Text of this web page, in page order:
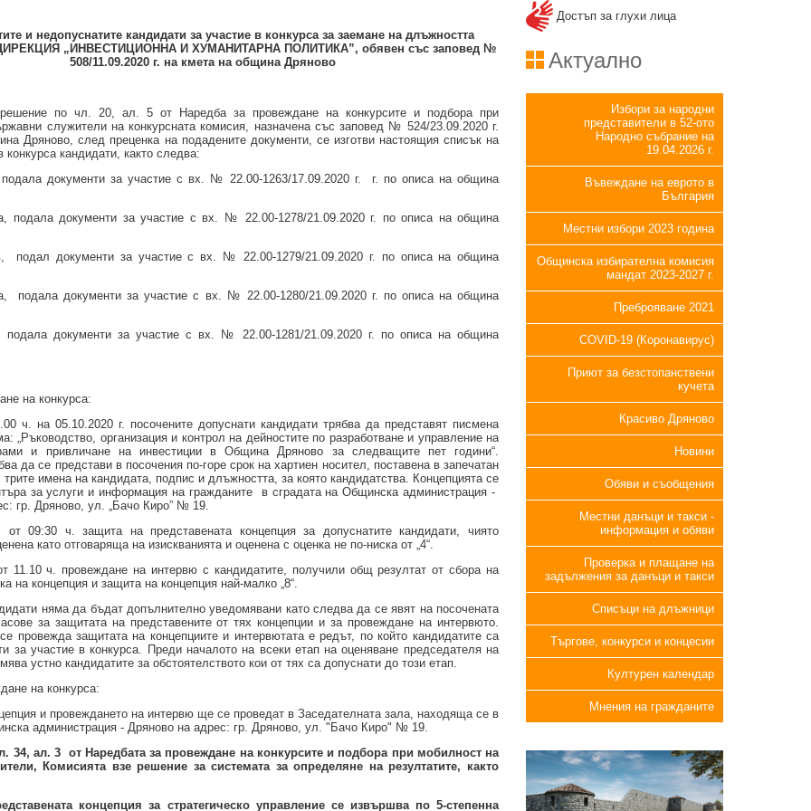
и недопуснатите кандидати за участие в конкурса за заемане на длъжността
„ИНВЕСТИЦИОННА И ХУМАНИТАРНА ПОЛИТИКА”, обявен със заповед №
508/11.09.2020 г. на кмета на община Дряново
по чл. 20, ал. 5 от Наредба за провеждане на конкурсите и подбора при
служители на конкурсната комисия, назначена със заповед № 524/23.09.2020 г.
Дряново, след преценка на подадените документи, се изготви настоящия списък на
конкурса кандидати, както следва:
документи за участие с вх. № 22.00-1263/17.09.2020 г. г. по описа на община
подала документи за участие с вх. № 22.00-1278/21.09.2020 г. по описа на община
подал документи за участие с вх. № 22.00-1279/21.09.2020 г. по описа на община
подала документи за участие с вх. № 22.00-1280/21.09.2020 г. по описа на община
документи за участие с вх. № 22.00-1281/21.09.2020 г. по описа на община
на конкурса:
ч. на 05.10.2020 г. посочените допуснати кандидати трябва да представят писмена
„Ръководство, организация и контрол на дейностите по разработване и управление на
и привличане на инвестиции в Община Дряново за следващите пет години“.
да се представи в посочения по-горе срок на хартиен носител, поставена в запечатан
имена на кандидата, подпис и длъжността, за която кандидатства. Концепцията се
за услуги и информация на гражданите в сградата на Общинска администрация -
гр. Дряново, ул. „Бачо Киро” № 19.
от 09:30 ч. защита на представената концепция за допуснатите кандидати, чиято
като отговаряща на изискванията и оценена с оценка не по-ниска от „4“.
11.10 ч. провеждане на интервю с кандидатите, получили общ резултат от сбора на
на концепция и защита на концепция най-малко „8“.
няма да бъдат допълнително уведомявани като следва да се явят на посочената
за защитата на представените от тях концепции и за провеждане на интервюто.
провежда защитата на концепциите и интервютата е редът, по който кандидатите са
за участие в конкурса. Преди началото на всеки етап на оценяване председателя на
устно кандидатите за обстоятелството кои от тях са допуснати до този етап.
на конкурса:
и провеждането на интервю ще се проведат в Заседателната зала, находяща се в
администрация - Дряново на адрес: гр. Дряново, ул. "Бачо Киро" № 19.
34, ал. 3 от Наредбата за провеждане на конкурсите и подбора при мобилност на
Комисията взе решение за системата за определяне на резултатите, както
концепция за стратегическо управление се извършва по 5-степенна
Достъп за глухи лица
Актуално
Избори за народни
представители в 52-ото
Народно събрание на
19.04.2026 г.
Въвеждане на еврото в
България
Местни избори 2023 година
Общинска избирателна комисия
мандат 2023-2027 г.
Преброяване 2021
COVID-19 (Коронавирус)
Приют за безстопанствени
кучета
Красиво Дряново
Новини
Обяви и съобщения
Местни данъци и такси -
информация и обяви
Проверка и плащане на
задължения за данъци и такси
Списъци на длъжници
Търгове, конкурси и концесии
Културен календар
Мнения на гражданите